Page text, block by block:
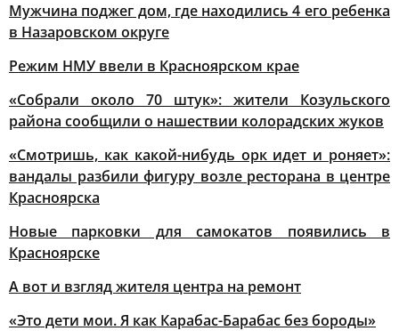
Мужчина поджег дом, где находились 4 его ребенка
в Назаровском округе
Режим НМУ ввели в Красноярском крае
«Собрали около 70 штук»: жители Козульского
района сообщили о нашествии колорадских жуков
«Смотришь, как какой-нибудь орк идет и роняет»:
вандалы разбили фигуру возле ресторана в центре
Красноярска
Новые парковки для самокатов появились в
Красноярске
А вот и взгляд жителя центра на ремонт
«Это дети мои. Я как Карабас-Барабас без бороды»